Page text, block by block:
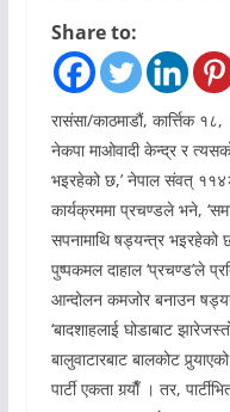
Share to:
रासंसा/काठमाडौं, कार्त्तिक १८,
नेकपा माओवादी केन्द्र र
भइरहेको छ,’ नेपाल संवत्
कार्यक्रममा प्रचण्डले भने,
सपनामाथि षड्यन्त्र भइरहेको
पुष्पकमल दाहाल ‘प्रचण्ड’ले
आन्दोलन कमजोर बनाउन
‘बादशाहलाई घोडाबाट
बालुवाटारबाट बालकोट
पार्टी एकता गर्‍याैँ । तर,